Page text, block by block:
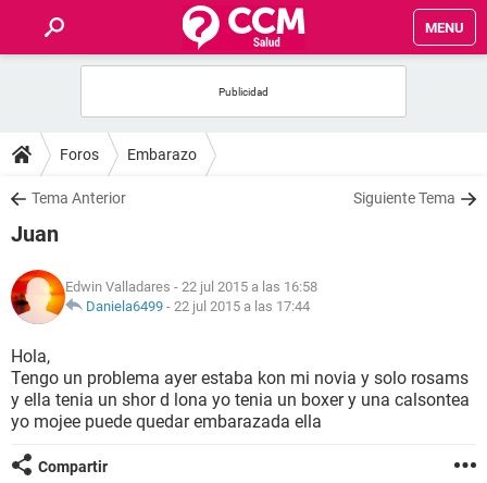
MENU
FOROS
SALUD
NUTRICIÓN
BIENESTAR
SEXUALIDAD
GLOSARIO
Foros Embarazo
Tema Anterior Siguiente Tema
Juan
Edwin Valladares - 22 jul 2015 a las 16:58
Daniela6499 - 22 jul 2015 a las 17:44
Hola,
Tengo un problema ayer estaba kon mi novia y solo rosams
y ella tenia un shor d lona yo tenia un boxer y una calsontea
yo mojee puede quedar embarazada ella
Compartir